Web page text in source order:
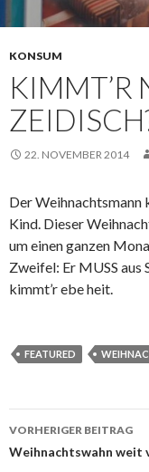
KONSUM
KIMMT’R
22. NOVEMBER 2014
Der Weihnachtsmann
Kind. Dieser
um einen ganzen
Zweifel: Er MUSS aus
kimmt’r ebe heit.
FEATURED
Beitrags-
VORHERIGER BEITRAG
Weihnachtswahn weit